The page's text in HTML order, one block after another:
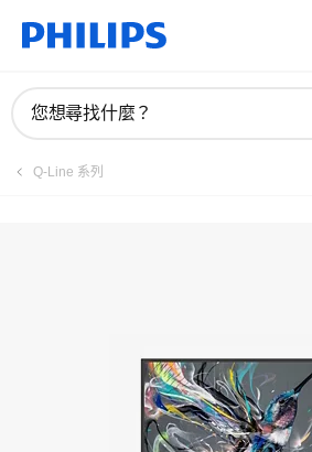
您想尋找什麼？
Q-Line 系列